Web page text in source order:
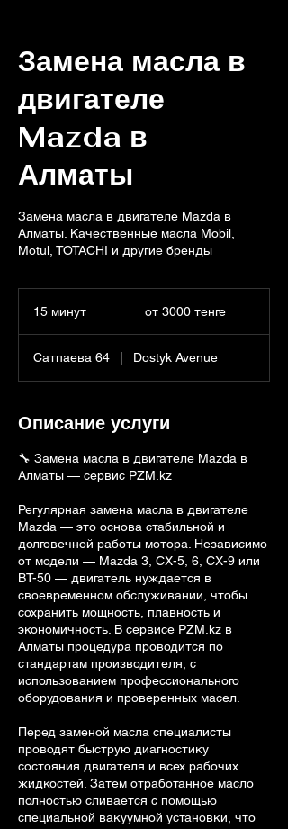
Замена масла в
двигателе
Mazda в
Алматы
Замена масла в двигателе Mazda в
Алматы. Качественные масла Mobil,
Motul, TOTACHI и другие бренды
15 минут
и
н
тенгеот 3000 тенге
Сатпаева 64 Dostyk Avenue
Описание услуги
🔧 Замена масла в двигателе Mazda в
Алматы — сервис PZM.kz
Регулярная замена масла в двигателе
Mazda — это основа стабильной и
долговечной работы мотора. Независимо
от модели — Mazda 3, CX-5, 6, CX-9 или
BT-50 — двигатель нуждается в
своевременном обслуживании, чтобы
сохранить мощность, плавность и
экономичность. В сервисе PZM.kz в
Алматы процедура проводится по
стандартам производителя, с
использованием профессионального
оборудования и проверенных масел.
Перед заменой масла специалисты
проводят быструю диагностику
состояния двигателя и всех рабочих
жидкостей. Затем отработанное масло
полностью сливается с помощью
специальной вакуумной установки, что